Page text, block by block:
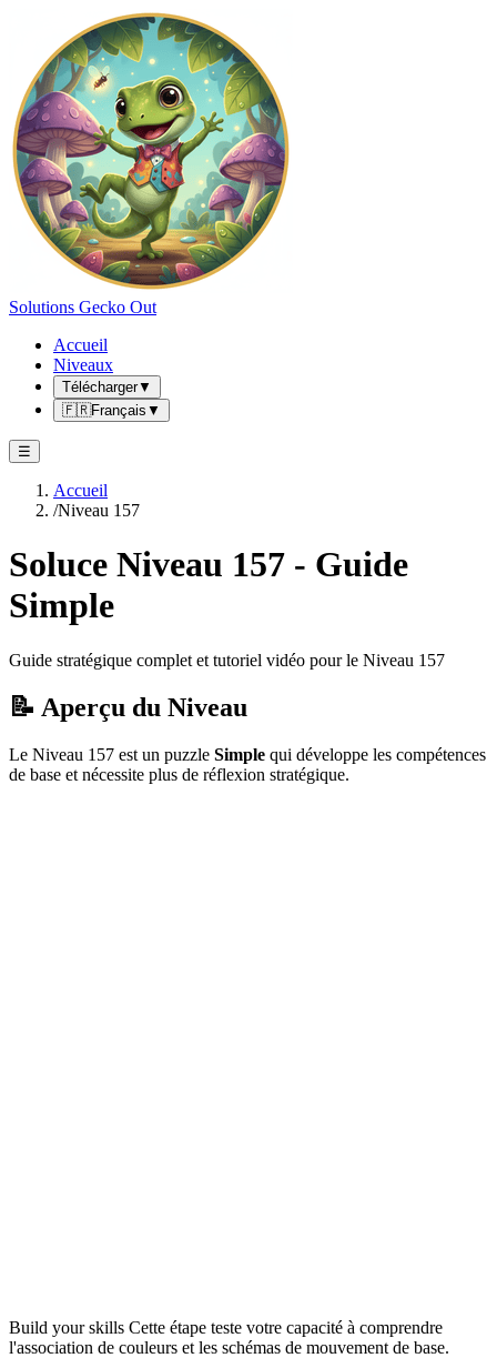
Solutions Gecko Out
Accueil
Niveaux
Télécharger▼
🇫🇷Français ▼
☰
Accueil
/Niveau 157
Soluce Niveau 157 - Guide
Simple
Guide stratégique complet et tutoriel vidéo pour le Niveau 157
📝 Aperçu du Niveau
Le Niveau 157 est un puzzle Simple qui développe les compétences
de base et nécessite plus de réflexion stratégique.
Build your skills Cette étape teste votre capacité à comprendre
l'association de couleurs et les schémas de mouvement de base.